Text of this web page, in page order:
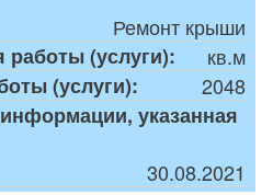
Ремонт крыши
(услуги):
кв.м
(услуги):
2048
указанная
30.08.2021